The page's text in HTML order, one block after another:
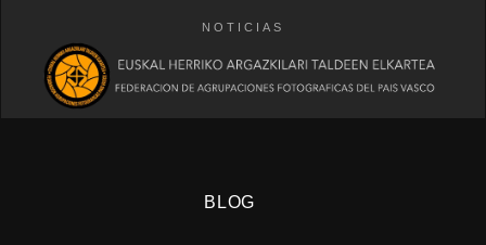
NOTICIAS
BLOG